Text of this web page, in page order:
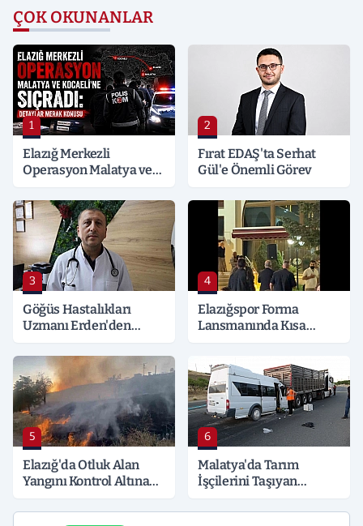
ÇOK OKUNANLAR
1
Elazığ Merkezli
Operasyon Malatya ve
Detaylar Merak Konusu
2
Fırat EDAŞ'ta Serhat
Gül'e Önemli Görev
3
Göğüs Hastalıkları
Uzmanı Erden'den
4
Elazığspor Forma
Lansmanında Kısa
5
Elazığ'da Otluk Alan
Yangını Kontrol Altına
6
Malatya'da Tarım
İşçilerini Taşıyan
Yaralı